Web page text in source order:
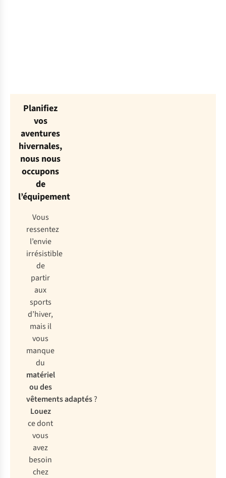
Planifiez
vos
aventures
hivernales,
nous nous
occupons
de
l’équipement
Vous
ressentez
l’envie
irrésistible
de
partir
aux
sports
d’hiver,
mais il
vous
manque
du
matériel
ou des
vêtements adaptés?
Louez
ce dont
vous
avez
besoin
chez